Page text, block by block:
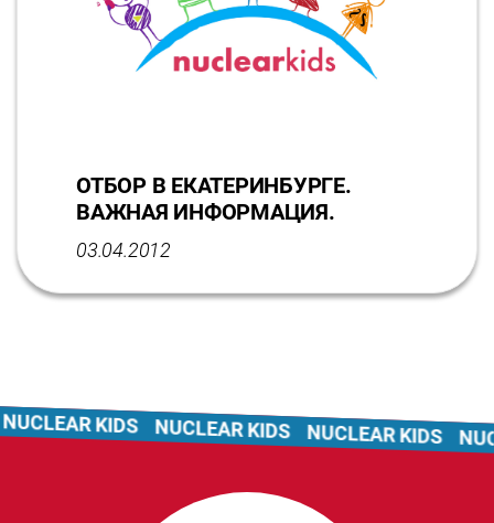
ОТБОР В ЕКАТЕРИНБУРГЕ.
ВАЖНАЯ ИНФОРМАЦИЯ.
03.04.2012
KIDS NUCLEAR KIDS NUCLEAR KIDS